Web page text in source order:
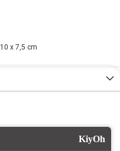
10 x 7,5 cm
KiyOh